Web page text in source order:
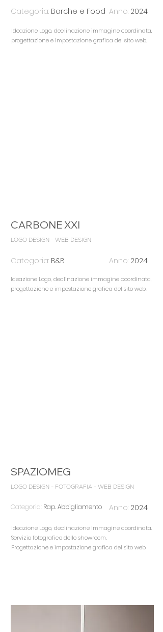
Categoria: Barche e Food Anno: 2024
Ideazione Logo, declinazione immagine coordinata,
progettazione e impostazione grafica del sito web.
CARBONE XXI
LOGO DESIGN - WEB DESIGN
Categoria: B&B Anno: 2024
Ideazione Logo, declinazione immagine coordinata,
progettazione e impostazione grafica del sito web.
SPAZIOMEG
LOGO DESIGN - FOTOGRAFIA - WEB DESIGN
Categoria: Rap. Abbigliamento Anno: 2024
Ideazione Logo, declinazione immagine coordinata.
Servizio fotografico dello showroom.
Progettazione e impostazione grafica del sito web